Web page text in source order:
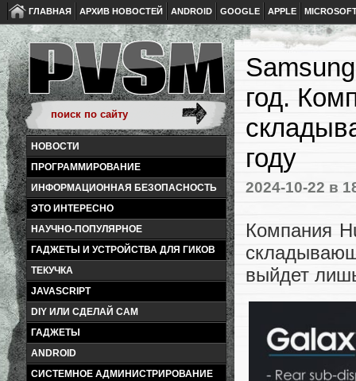
ГЛАВНАЯ АРХИВ НОВОСТЕЙ ANDROID GOOGLE APPLE
НОВОСТИ
ПРОГРАММИРОВАНИЕ
ИНФОРМАЦИОННАЯ БЕЗОПАСНОСТЬ
ЭТО ИНТЕРЕСНО
НАУЧНО-ПОПУЛЯРНОЕ
ГАДЖЕТЫ И УСТРОЙСТВА ДЛЯ ГИКОВ
ТЕКУЧКА
JAVASCRIPT
DIY ИЛИ СДЕЛАЙ САМ
ГАДЖЕТЫ
ANDROID
СИСТЕМНОЕ АДМИНИСТРИРОВАНИЕ
год.
году
2024-10-22 в
Компания
выйдет